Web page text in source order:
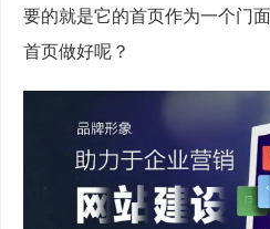
要的就是它的首页作为一个门
首页做好呢？